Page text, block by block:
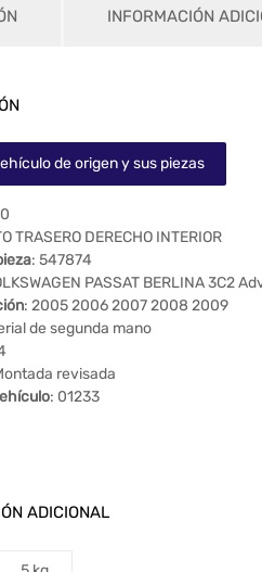
INFORMACIÓN
de origen y sus piezas
TRASERO DERECHO INTERIOR
: 547874
PASSAT BERLINA 3C2
: 2005 2006 2007 2008 2009
de segunda mano
revisada
: 01233
ADICIONAL